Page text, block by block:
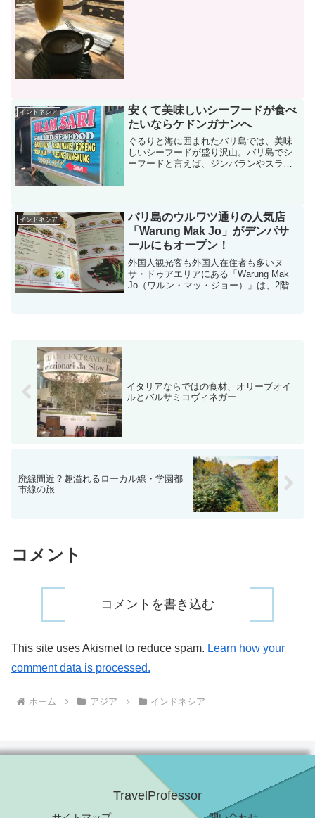
インドネシア
安くて美味しいシーフードが食べ
たいならケドンガナンへ
ぐるりと海に囲まれたバリ島では、美味
しいシーフードが盛り沢山。バリ島でシ
ーフードと言えば、ジンバランやスラン
ル・ケドンガナンをご紹介...
インドネシア
バリ島のウルワツ通りの人気店
「Warung Mak Jo」がデンパサ
ールにもオープン！
外国人観光客も外国人在住者も多いヌ
サ・ドゥアエリアにある「Warung Mak
Jo（ワルン・マッ・ジョー）」は、2階建
イタリアならではの食材、オリーブオイ
ルとバルサミコヴィネガー
廃線間近？趣溢れるローカル線・学園都
市線の旅
コメント
コメントを書き込む
This site uses Akismet to reduce spam. Learn how your
comment data is processed.
ホーム アジア インドネシア
TravelProfessor